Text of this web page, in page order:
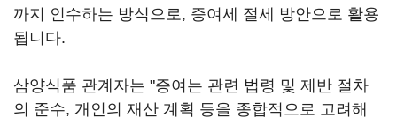
까지 인수하는 방식으로, 증여세 절세 방안으로 활용
됩니다.
삼양식품 관계자는 "증여는 관련 법령 및 제반 절차
의 준수, 개인의 재산 계획 등을 종합적으로 고려해